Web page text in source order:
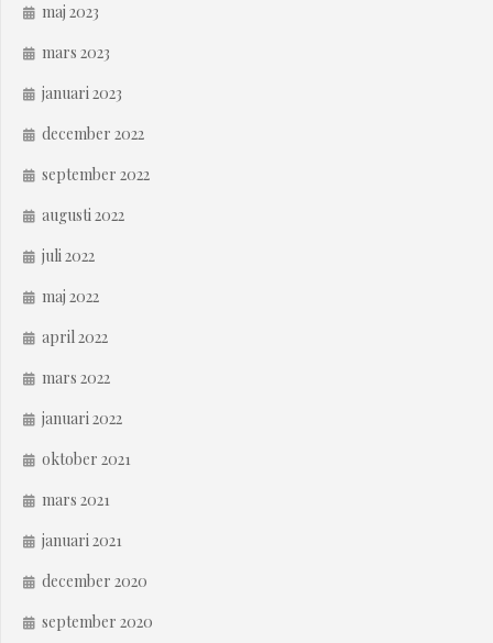
maj 2023
mars 2023
januari 2023
december 2022
september 2022
augusti 2022
juli 2022
maj 2022
april 2022
mars 2022
januari 2022
oktober 2021
mars 2021
januari 2021
december 2020
september 2020